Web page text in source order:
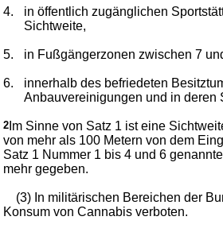
4.
in öffentlich zugänglichen
Sichtweite,
5. in Fußgängerzonen zwischen 7
6.
innerhalb des befriedeten
Anbauvereinigungen und in deren
2 Im Sinne von Satz 1 ist eine
von mehr als 100 Metern von dem
Satz 1 Nummer 1 bis 4 und 6
mehr gegeben.
(3) In militärischen Bereichen der
Konsum von Cannabis verboten.